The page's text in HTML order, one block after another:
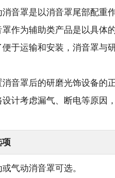
消音罩是以消音罩尾部配重
罩作为辅助类产品是以具体
便于运输和安装，消音罩与
消音罩后的研磨光饰设备的
设计考虑漏气、断电等原因
项
气动消音罩可选。